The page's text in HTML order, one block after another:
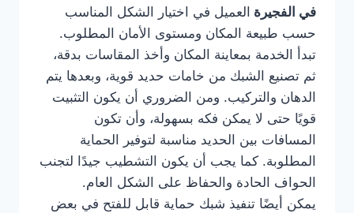
في الفجيرة العميل في اختيار الشكل المناسب
حسب طبيعة المكان ومستوى الأمان المطلوب.
تبدأ الخدمة بمعاينة المكان وأخذ المقاسات بدقة،
ثم تصنيع الشبك من خامات حديد قوية، وبعدها يتم
الدهان والتركيب. ومن الضروري أن يكون التثبيت
قويًا حتى لا يمكن فكه بسهولة، وأن تكون
المسافات بين الحديد مناسبة لتوفير الحماية
المطلوبة. كما يجب أن يكون التشطيب جيدًا لتجنب
الحواف الحادة والحفاظ على الشكل العام.
يمكن أيضًا تنفيذ شبك حماية قابل للفتح في بعض